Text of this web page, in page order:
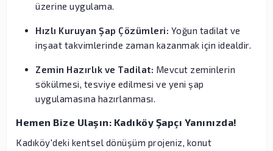
üzerine uygulama.
Hızlı Kuruyan Şap Çözümleri: Yoğun tadilat ve
inşaat takvimlerinde zaman kazanmak için idealdir.
Zemin Hazırlık ve Tadilat: Mevcut zeminlerin
sökülmesi, tesviye edilmesi ve yeni şap
uygulamasına hazırlanması.
Hemen Bize Ulaşın: Kadıköy Şapçı Yanınızda!
Kadıköy'deki kentsel dönüşüm projeniz, konut